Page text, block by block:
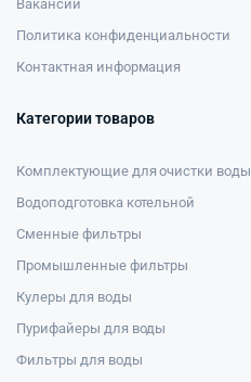
Вакансии
Политика конфиденциальности
Контактная информация
Категории товаров
Комплектующие для очистки воды
Водоподготовка котельной
Сменные фильтры
Промышленные фильтры
Кулеры для воды
Пурифайеры для воды
Фильтры для воды